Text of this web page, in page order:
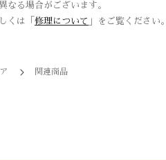
なる場合がございます。
くは「 修理について 」をご覧ください。
関連商品